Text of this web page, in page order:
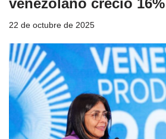
venezolano creció
22 de octubre de 2025